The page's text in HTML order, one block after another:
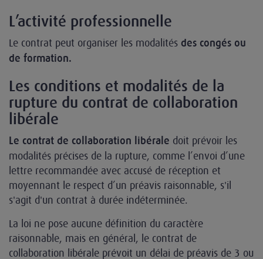
L’activité professionnelle
Le contrat peut organiser les modalités des congés ou
de formation.
Les conditions et modalités de la
rupture du contrat de collaboration
libérale
Le contrat de collaboration libérale doit prévoir les
modalités précises de la rupture, comme l’envoi d’une
lettre recommandée avec accusé de réception et
moyennant le respect d’un préavis raisonnable, s'il
s'agit d'un contrat à durée indéterminée.
La loi ne pose aucune définition du caractère
raisonnable, mais en général, le contrat de
collaboration libérale prévoit un délai de préavis de 3 ou